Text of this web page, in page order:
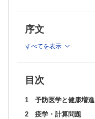
21 終末期ケア
索引
序文
すべてを表示
目次
1 予防医学と健康増進
2 疫学・計算問題